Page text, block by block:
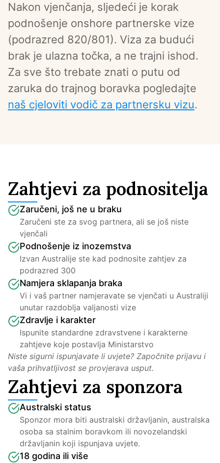
Nakon vjenčanja, sljedeći je korak
podnošenje onshore partnerske vize
(podrazred 820/801). Viza za budući
brak je ulazna točka, a ne trajni ishod.
Za sve što trebate znati o putu od
naš cjeloviti vodič za partnersku vizu.
Zahtjevi za podnositelja
Zaručeni, još ne u braku
Zaručeni ste za svog partnera, ali se još niste
vjenčali
Podnošenje iz inozemstva
Izvan Australije ste kad podnosite zahtjev za
podrazred 300
Namjera sklapanja braka
Vi i vaš partner namjeravate se vjenčati u Australiji
unutar razdoblja valjanosti vize
Zdravlje i karakter
Ispunite standardne zdravstvene i karakterne
zahtjeve koje postavlja Ministarstvo
Niste sigurni ispunjavate li uvjete? Započnite prijavu i
vaša prihvatljivost se provjerava usput.
Zahtjevi za sponzora
Australski status
Sponzor mora biti australski državljanin, australska
osoba sa stalnim boravkom ili novozelandski
državljanin koji ispunjava uvjete.
18 godina ili više